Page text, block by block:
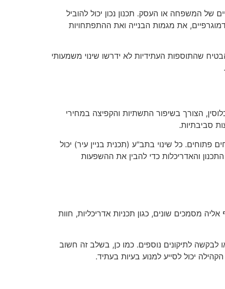
המשפחה או העסק. תכנון נכון יכול להוביל
את מגמות הבנייה ואת ההתפתחויות
שהתוספות העתידיות לא ידרשו שינוי משמעותי
הצורך בשיפור התשתיות והקפיצה במחירי
סביבתיות.
כל שינוי בתב"ע (תכנית בניין עיר) יכול
והאדריכלות כדי להבין את ההשפעות
מסמכים שונים, כגון תכניות אדריכליות, חוות
לבקשה לתיקונים נוספים. כמו כן, בשלב זה חשוב
יכול לסייע למנוע בעיות בעתיד.